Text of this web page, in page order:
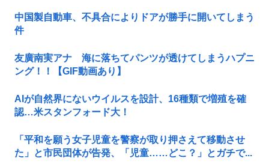
中国製自動車、不具合によりドアが勝手に開いてしまう
件
友廣南実アナ 海に落ちてパンツが透けてしまうハプニ
ング！！【GIF動画あり】
AIが自然界にないウイルスを設計、16種類で増殖を確
認…米スタンフォード大！
「平和を願う女子児童を警察が取り押さえて移動させ
た」と市民団体が告発、「児童……どこ？」とガチで...